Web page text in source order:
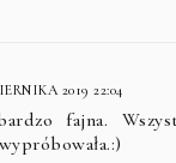
2019 22:04
fajna.